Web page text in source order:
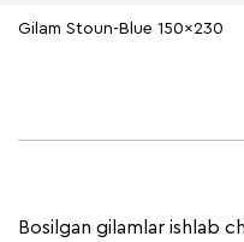
Gilam Stoun-Blue 150x230
Bosilgan gilamlar ishlab